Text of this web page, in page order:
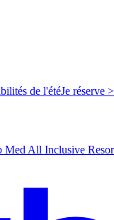
de l'étéJe réserve >
Med All Inclusive